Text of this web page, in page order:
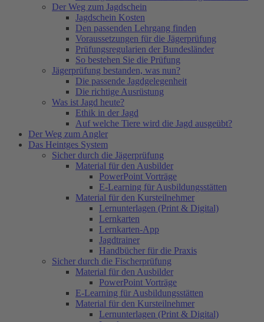
Der Weg zum Jagdschein
Jagdschein Kosten
Den passenden Lehrgang finden
Voraussetzungen für die Jägerprüfung
Prüfungsregularien der Bundesländer
So bestehen Sie die Prüfung
Jägerprüfung bestanden, was nun?
Die passende Jagdgelegenheit
Die richtige Ausrüstung
Was ist Jagd heute?
Ethik in der Jagd
Auf welche Tiere wird die Jagd ausgeübt?
Der Weg zum Angler
Das Heintges System
Sicher durch die Jägerprüfung
Material für den Ausbilder
PowerPoint Vorträge
E-Learning für Ausbildungsstätten
Material für den Kursteilnehmer
Lernunterlagen (Print & Digital)
Lernkarten
Lernkarten-App
Jagdtrainer
Handbücher für die Praxis
Sicher durch die Fischerprüfung
Material für den Ausbilder
PowerPoint Vorträge
E-Learning für Ausbildungsstätten
Material für den Kursteilnehmer
Lernunterlagen (Print & Digital)